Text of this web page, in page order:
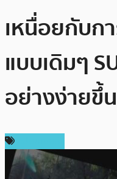
เหนื่อยกับก
แบบเดิมๆ
อย่างง่ายขึ้น